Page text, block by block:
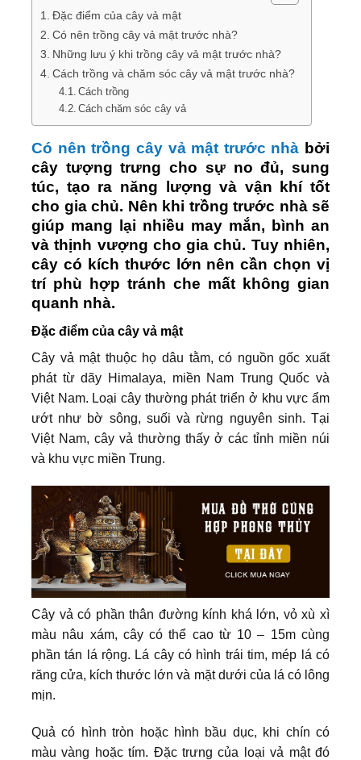
Đặc điểm của cây vả mật
Có nên trồng cây vả mật trước nhà?
Những lưu ý khi trồng cây vả mật trước nhà?
Cách trồng và chăm sóc cây vả mật trước nhà?
Cách trồng
Cách chăm sóc cây vả
Có nên trồng cây vả mật trước nhà bởi
cây tượng trưng cho sự no đủ, sung
túc, tạo ra năng lượng và vận khí tốt
cho gia chủ. Nên khi trồng trước nhà sẽ
giúp mang lại nhiều may mắn, bình an
và thịnh vượng cho gia chủ. Tuy nhiên,
cây có kích thước lớn nên cần chọn vị
trí phù hợp tránh che mất không gian
quanh nhà.
Đặc điểm của cây vả mật
Cây vả mật thuộc họ dâu tằm, có nguồn gốc xuất
phát từ dãy Himalaya, miền Nam Trung Quốc và
Việt Nam. Loại cây thường phát triển ở khu vực ẩm
ướt như bờ sông, suối và rừng nguyên sinh. Tại
Việt Nam, cây vả thường thấy ở các tỉnh miền núi
và khu vực miền Trung.
Cây vả có phần thân đường kính khá lớn, vỏ xù xì
màu nâu xám, cây có thể cao từ 10 – 15m cùng
phần tán lá rộng. Lá cây có hình trái tim, mép lá có
răng cửa, kích thước lớn và mặt dưới của lá có lông
mịn.
Quả có hình tròn hoặc hình bầu dục, khi chín có
màu vàng hoặc tím. Đặc trưng của loại vả mật đó